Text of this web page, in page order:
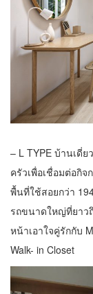
– L TYPE บ้านเดี่
ครัวเพื่อเชื่อมต่อกิ
พื้นที่ใช้สอยกว่า
รถขนาดใหญ่ที่ยาว
หน้าเอาใจคู่รักกับ
Walk- in Closet